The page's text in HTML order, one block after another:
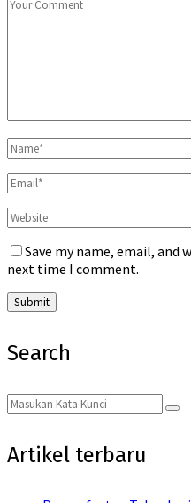
Save my name, email,
next time I comment.
Search
Search
for:
Artikel terbaru